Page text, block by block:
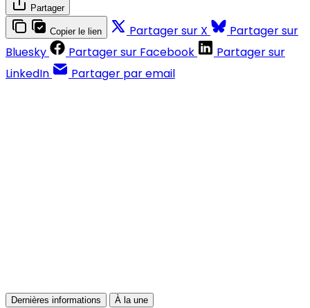
Partager
Copier le lien Partager sur X
Partager sur
Bluesky
Partager sur Facebook
Partager sur
LinkedIn
Partager par email
Dernières informations À la une